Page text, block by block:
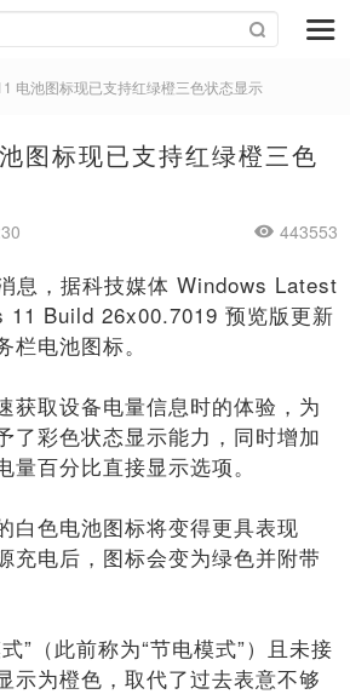
电池图标现已支持红绿橙三色状态显示
图标现已支持红绿橙三色
443553
息，据科技媒体 Windows Latest
11 Build 26x00.7019 预览版更新
电池图标。
获取设备电量信息时的体验，为
了彩色状态显示能力，同时增加
量百分比直接显示选项。
白色电池图标将变得更具表现
充电后，图标会变为绿色并附带
”（此前称为“节电模式”）且未接
示为橙色，取代了过去表意不够